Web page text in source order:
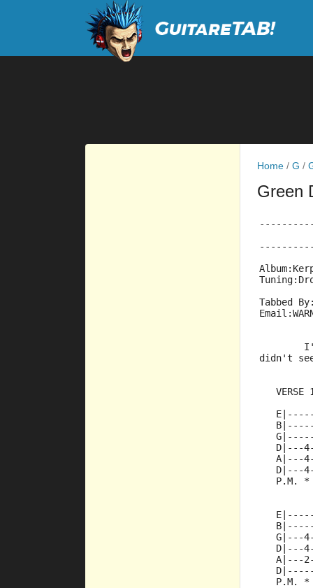
Home / G /
Green
Tabbed
didn't
VERSE
D|---
A|---
D|---
P.M. *
G|---
D|---
A|---
P.M. *